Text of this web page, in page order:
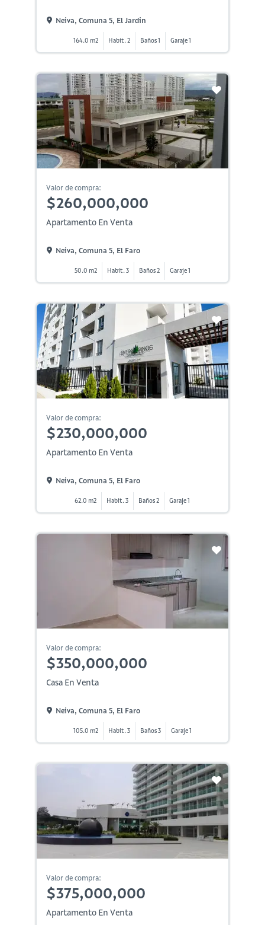
Neiva, Comuna 5, El Jardin
164.0 m2 Habit. 2 Baños 1 Garaje 1
Valor de compra:
$260,000,000
Apartamento En Venta
Neiva, Comuna 5, El Faro
50.0 m2 Habit. 3 Baños 2 Garaje 1
Valor de compra:
$230,000,000
Apartamento En Venta
Neiva, Comuna 5, El Faro
62.0 m2 Habit. 3 Baños 2 Garaje 1
Valor de compra:
$350,000,000
Casa En Venta
Neiva, Comuna 5, El Faro
105.0 m2 Habit. 3 Baños 3 Garaje 1
Valor de compra:
$375,000,000
Apartamento En Venta